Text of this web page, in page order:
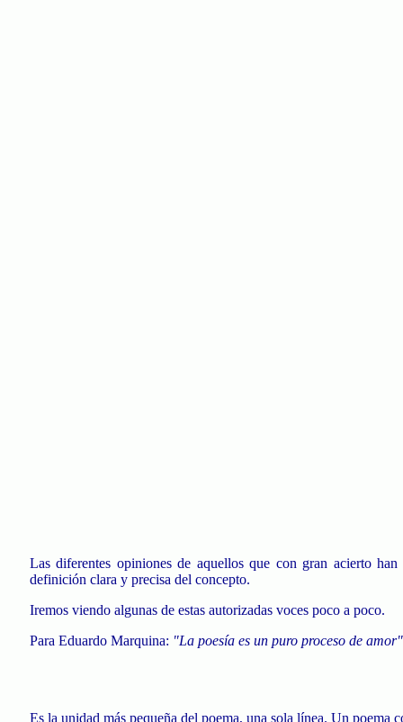
Las diferentes opiniones de aquellos que con gran acierto
definición clara y precisa del concepto.
Iremos viendo algunas de estas autorizadas voces poco a poco.
Para Eduardo Marquina: "La poesía es un puro proceso de
Es la unidad más pequeña del poema, una sola línea. Un poema